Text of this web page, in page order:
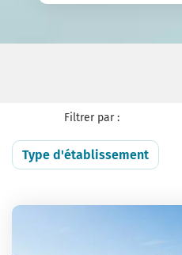
Filtrer par :
Type d'établissement